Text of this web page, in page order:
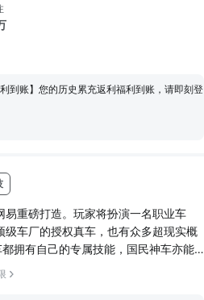
易重磅打造。玩家将扮演一名职业车
车厂的授权真车，也有众多超现实概
拥有自己的专属技能，国民神车亦能
，随时随地领略神州美景，全球风